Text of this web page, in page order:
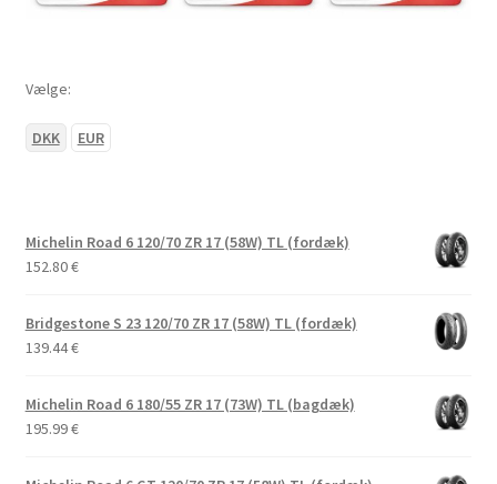
Vælge:
DKK EUR
Michelin Road 6 120/70 ZR 17 (58W) TL (fordæk)
152.80€
Bridgestone S 23 120/70 ZR 17 (58W) TL (fordæk)
139.44€
Michelin Road 6 180/55 ZR 17 (73W) TL (bagdæk)
195.99€